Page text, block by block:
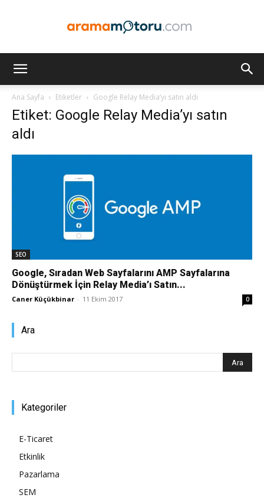
Pazarlaması
Ana Sayfa Etiketler Google Relay Media’yı satın aldı
Etiket: Google Relay Media’yı satın
aldı
SEO
Google, Sıradan Web Sayfalarını AMP Sayfalarına
Dönüştürmek İçin Relay Media’ı Satın...
Caner Küçükbinar - 11 Ekim 2017 0
Ara
Kategoriler
E-Ticaret
Etkinlik
Pazarlama
SEM